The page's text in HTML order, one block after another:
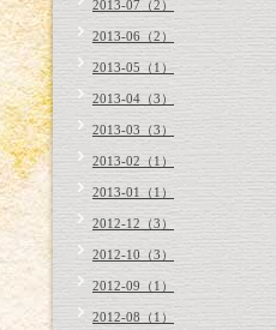
2013-07（2）
2013-06（2）
2013-05（1）
2013-04（3）
2013-03（3）
2013-02（1）
2013-01（1）
2012-12（3）
2012-10（3）
2012-09（1）
2012-08（1）